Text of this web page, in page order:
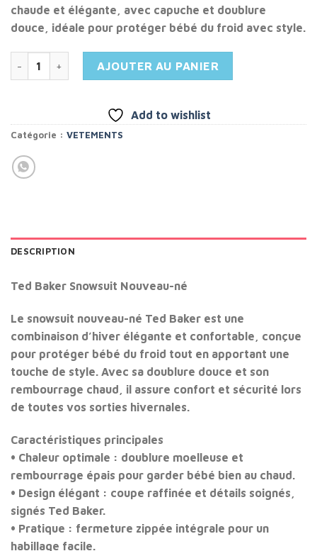
chaude et élégante, avec capuche et doublure
douce, idéale pour protéger bébé du froid avec style.
AJOUTER AU PANIER
Add to wishlist
Catégorie : VETEMENTS
DESCRIPTION
Ted Baker Snowsuit Nouveau-né
Le snowsuit nouveau-né Ted Baker est une
combinaison d’hiver élégante et confortable, conçue
pour protéger bébé du froid tout en apportant une
touche de style. Avec sa doublure douce et son
rembourrage chaud, il assure confort et sécurité lors
de toutes vos sorties hivernales.
Caractéristiques principales
• Chaleur optimale : doublure moelleuse et
rembourrage épais pour garder bébé bien au chaud.
• Design élégant : coupe raffinée et détails soignés,
signés Ted Baker.
• Pratique : fermeture zippée intégrale pour un
habillage facile.